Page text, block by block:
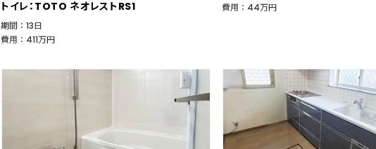
トイレ：TOTO ネオレストRS1
期間 ： 13日
費用 ： 411万円
費用 ： 44万円